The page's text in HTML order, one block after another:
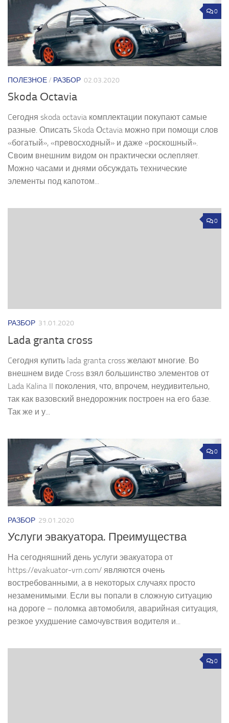
0
ПОЛЕЗНОЕ/ РАЗБОР 02.03.2020
Skoda Оctavia
Cегодня skoda octavia комплектации покупают самые
разные. Описать Skoda Оctavia можно при помощи слов
«богатый», «превосходный» и даже «роскошный».
Своим внешним видом он практически ослепляет.
Можно часами и днями обсуждать технические
элементы под капотом...
0
РАЗБОР 31.01.2020
Lada granta cross
Cегодня купить lada granta cross желают многие. Во
внешнем виде Cross взял большинство элементов от
Lada Kalina II поколения, что, впрочем, неудивительно,
так как вазовский внедорожник построен на его базе.
Так же и у...
0
РАЗБОР 29.01.2020
Услуги эвакуатора. Преимущества
На сегодняшний день услуги эвакуатора от
https://evakuator-vrn.com/ являются очень
востребованными, а в некоторых случаях просто
незаменимыми. Если вы попали в сложную ситуацию
на дороге – поломка автомобиля, аварийная ситуация,
резкое ухудшение самочувствия водителя и...
0